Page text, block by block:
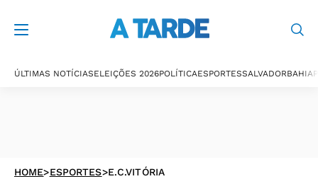
ÚLTIMAS NOTÍCIASELEIÇÕES 2026POLÍTICAESPORTESSALVADORBAHIA
HOME>ESPORTES>E.C.VITÓRIA